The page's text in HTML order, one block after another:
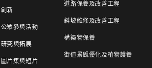
創新
公眾參與活動
研究與拓展
圖片集與短片
道路保養及改善工程
斜坡維修及改善工程
構築物保養
街道景觀優化及植物護養